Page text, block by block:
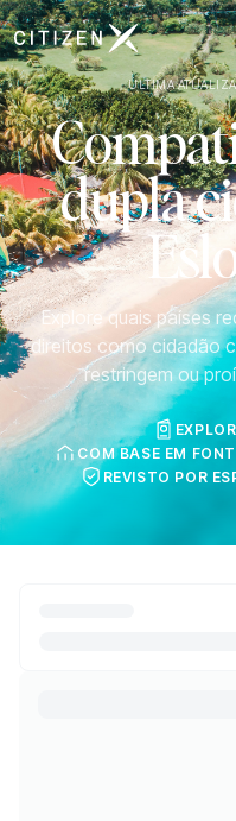
Ir para a página inicial da
ÚLTIMA
dupla
Explore quais países
direitos como cidadão
restringem ou
COM BASE EM
REVISTO POR